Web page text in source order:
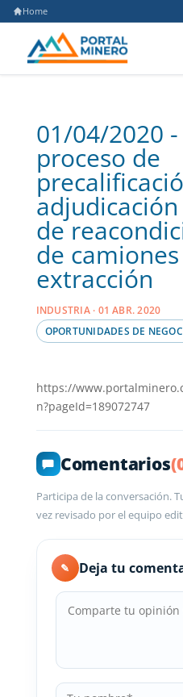
Home
01/04/2020
proceso de
de
de
extracción
INDUSTRIA · 01 ABR. 2020
OPORTUNIDADES DE
https://
n?pageId=189072747
Comentarios
Participa de la conversación.
vez revisado por el equipo
✎ Deja tu